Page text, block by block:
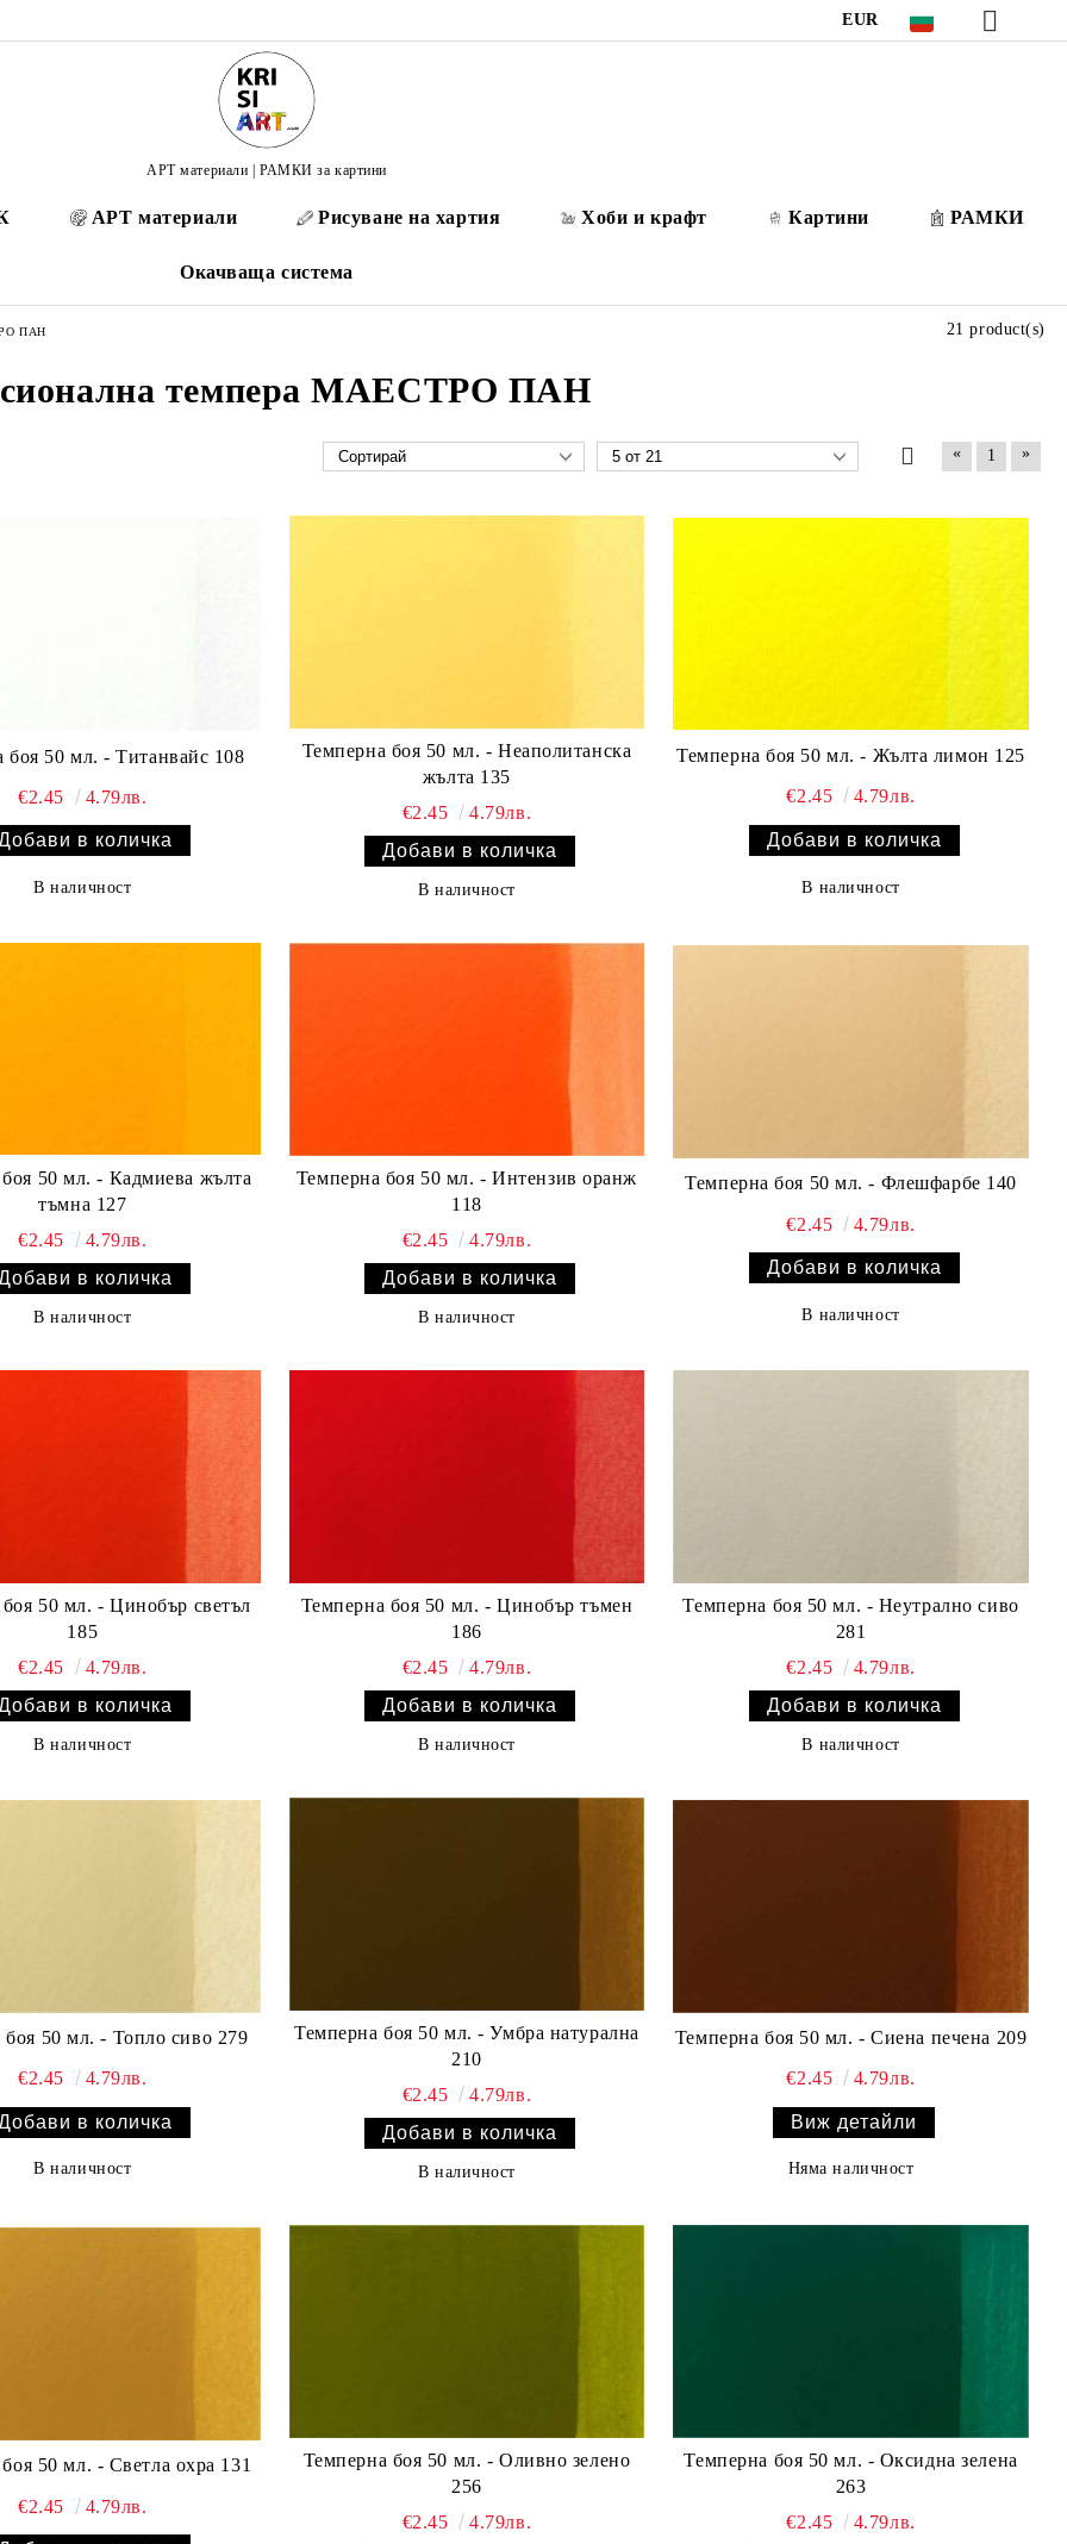
EUR
АРТ материали | РАМКИ за картини
АРТ материали Рисуване на хартия Хоби и крафт Картини РАМКИ
Окачваща система
ПАН
темпера МАЕСТРО ПАН
21 product(s)
« 1 »
боя 50 мл. - Титанвайс 108
€2.45 4.79лв.
В наличност
Темперна боя 50 мл. - Неаполитанска
жълта 135
€2.45
4.79лв.
В наличност
Темперна боя 50 мл. - Жълта лимон 125
€2.45 4.79лв.
В наличност
50 мл. - Кадмиева жълта
тъмна 127
€2.45
4.79лв.
В наличност
Темперна боя 50 мл. - Интензив оранж
118
€2.45
4.79лв.
В наличност
Темперна боя 50 мл. - Флешфарбе 140
€2.45 4.79лв.
В наличност
50 мл. - Цинобър светъл
185
€2.45
4.79лв.
В наличност
Темперна боя 50 мл. - Цинобър тъмен
186
€2.45
4.79лв.
В наличност
Темперна боя 50 мл. - Неутрално сиво
281
€2.45
4.79лв.
В наличност
боя 50 мл. - Топло сиво 279
€2.45 4.79лв.
В наличност
Темперна боя 50 мл. - Умбра натурална
210
€2.45
4.79лв.
В наличност
Темперна боя 50 мл. - Сиена печена 209
€2.45 4.79лв.
Виж детайли
Няма наличност
50 мл. - Светла охра 131
€2.45 4.79лв.
Темперна боя 50 мл. - Оливно зелено
256
€2.45
4.79лв.
Темперна боя 50 мл. - Оксидна зелена
263
€2.45
4.79лв.